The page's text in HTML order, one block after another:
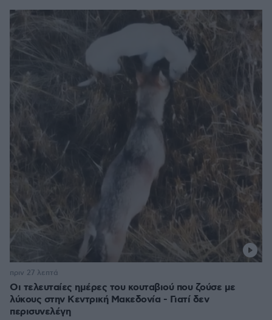
Οι τελευταίες ημέρες του κουταβιού που ζούσε με
λύκους στην Κεντρική Μακεδονία - Γιατί δεν
περισυνελέγη
πριν 27 λεπτά